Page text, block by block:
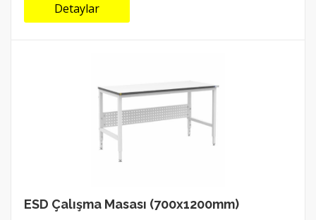
Detaylar
ESD Çalışma Masası (700x1200mm)